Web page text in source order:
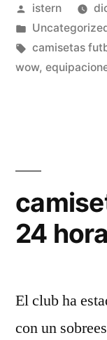
Publicado
por
istern
Publicado
en
Etiquetas:
camisetas
wow,
24
El club ha
con un